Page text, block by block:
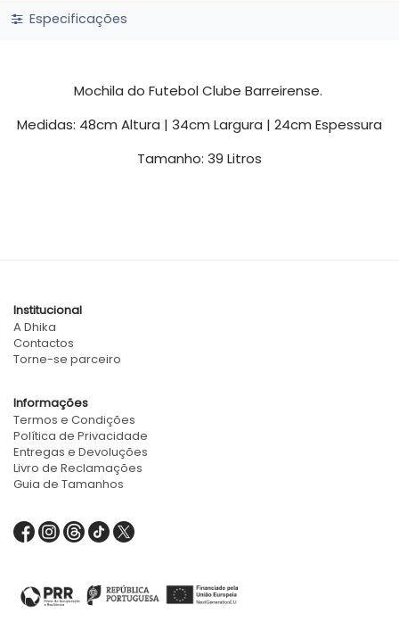
Especificações
Mochila do Futebol Clube Barreirense.
Medidas: 48cm Altura | 34cm Largura | 24cm Espessura
Tamanho: 39 Litros
Institucional
A Dhika
Contactos
Torne-se parceiro
Informações
Termos e Condições
Política de Privacidade
Entregas e Devoluções
Livro de Reclamações
Guia de Tamanhos